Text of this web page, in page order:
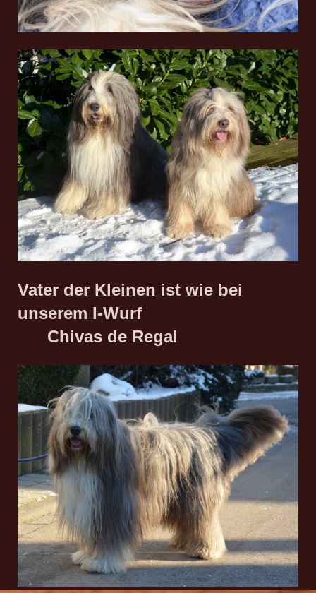
Vater der Kleinen ist wie bei
unserem I-Wurf
Chivas de Regal